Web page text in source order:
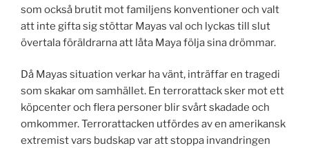
som också brutit mot familjens konventioner och valt
att inte gifta sig stöttar Mayas val och lyckas till slut
övertala föräldrarna att låta Maya följa sina drömmar.
Då Mayas situation verkar ha vänt, inträffar en tragedi
som skakar om samhället. En terrorattack sker mot ett
köpcenter och flera personer blir svårt skadade och
omkommer. Terrorattacken utfördes av en amerikansk
extremist vars budskap var att stoppa invandringen